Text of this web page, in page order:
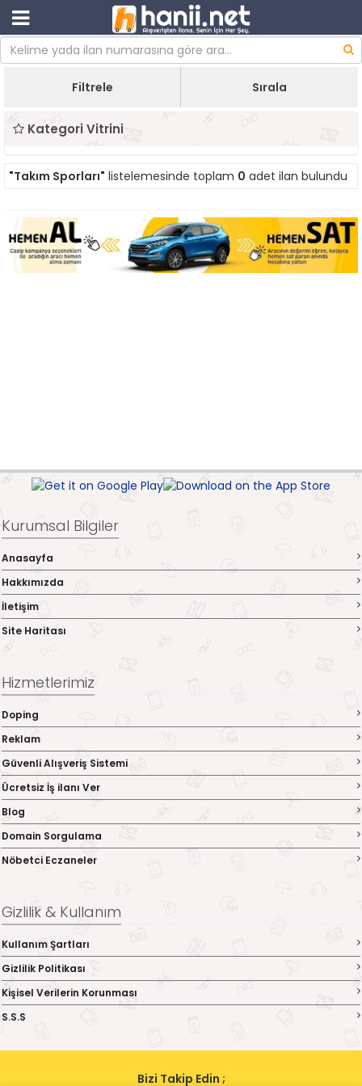
Filtrele Sırala
Kategori Vitrini
"Takım Sporları" listelemesinde toplam 0 adet ilan bulundu
Kurumsal Bilgiler
Anasayfa
Hakkımızda
İletişim
Site Haritası
Hizmetlerimiz
Doping
Reklam
Güvenli Alışveriş Sistemi
Ücretsiz İş ilanı Ver
Blog
Domain Sorgulama
Nöbetci Eczaneler
Gizlilik & Kullanım
Kullanım Şartları
Gizlilik Politikası
Kişisel Verilerin Korunması
S.S.S
Bizi Takip Edin ;